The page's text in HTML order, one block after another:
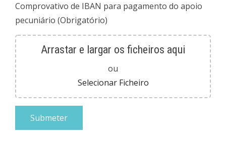
Comprovativo de IBAN para pagamento do apoio
pecuniário (Obrigatório)
Arrastar e largar os ficheiros aqui
ou
Selecionar Ficheiro